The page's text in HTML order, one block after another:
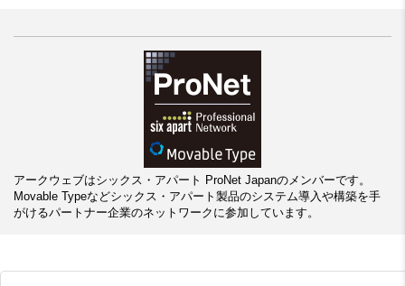
アークウェブはシックス・アパート ProNet Japanのメンバーです。
Movable Typeなどシックス・アパート製品のシステム導入や構築を手
がけるパートナー企業のネットワークに参加しています。